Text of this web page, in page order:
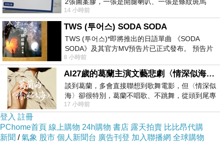
版；目前官網上只剩澳洲商店AU STORE
14 小時前
TWS (투어스) SODA SODA
TWS (투어스)*即將推出的日語單曲 《SODA
SODA》及其官方MV預告片已正式發布。 預告片
一經發布， 就引發了粉絲們對這次夏季回
8 小時前
AI27歲的葛蘭主演文藝悲劇〈情深似海〉 #戀上老電影 #葛蘭 #粟子
談到葛蘭，多會直接聯想到歌舞電影，但〈情深似
海〉卻很特別，葛蘭不唱歌、不跳舞，從頭到尾專
心演戲。拍攝期間，經常工作超過12個鐘
17 小時前
登入 註冊
PChome首頁 線上購物 24h購物 書店 露天拍賣 比比昂代購
新聞 /氣象 股市 個人新聞台 廣告刊登 加入聯播網 全球購物